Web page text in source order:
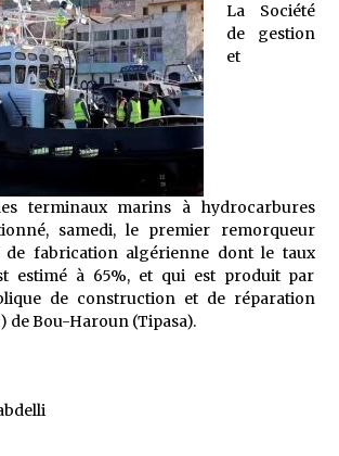
Quand on va vite
5 ans ago
« Père, tiens-moi, je vais tomber ! »
5 ans ago
Le bouc de l’Au-delà
5 ans ago
Le monstrueux vieillard (Un récit du Sud
La Société
de gestion
et
terminaux marins à hydrocarbures
samedi, le premier remorqueur
fabrication algérienne dont le taux
estimé à 65%, et qui est produit par
de construction et de réparation
de Bou-Haroun (Tipasa).